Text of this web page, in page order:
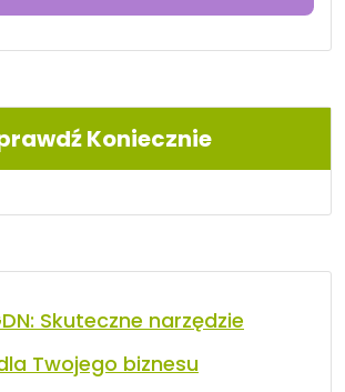
Koniecznie
Skuteczne narzędzie
Twojego biznesu